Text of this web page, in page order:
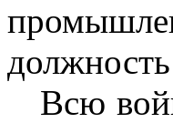
Всю